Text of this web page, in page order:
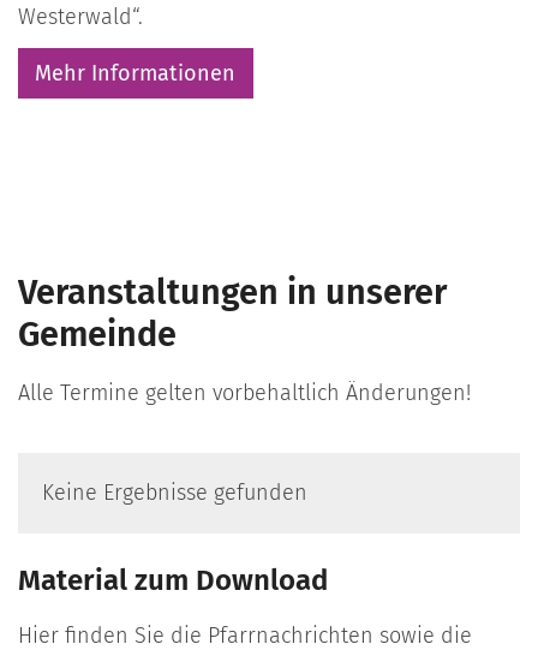
Westerwald“.
Mehr Informationen
Veranstaltungen in unserer
Gemeinde
Alle Termine gelten vorbehaltlich Änderungen!
Keine Ergebnisse gefunden
Material zum Download
Hier finden Sie die Pfarrnachrichten sowie die